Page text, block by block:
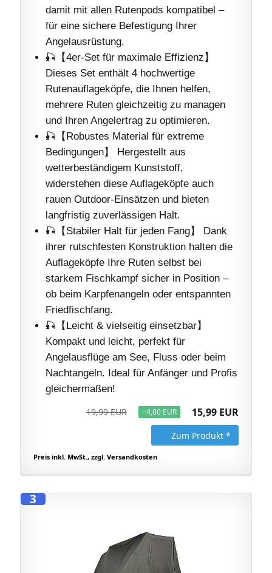
damit mit allen Rutenpods kompatibel –
für eine sichere Befestigung Ihrer
Angelausrüstung.
🎣【4er-Set für maximale Effizienz】
Dieses Set enthält 4 hochwertige
Rutenauflageköpfe, die Ihnen helfen,
mehrere Ruten gleichzeitig zu managen
und Ihren Angelertrag zu optimieren.
🎣【Robustes Material für extreme
Bedingungen】 Hergestellt aus
wetterbeständigem Kunststoff,
widerstehen diese Auflageköpfe auch
rauen Outdoor-Einsätzen und bieten
langfristig zuverlässigen Halt.
🎣【Stabiler Halt für jeden Fang】 Dank
ihrer rutschfesten Konstruktion halten die
Auflageköpfe Ihre Ruten selbst bei
starkem Fischkampf sicher in Position –
ob beim Karpfenangeln oder entspannten
Friedfischfang.
🎣【Leicht & vielseitig einsetzbar】
Kompakt und leicht, perfekt für
Angelausflüge am See, Fluss oder beim
Nachtangeln. Ideal für Anfänger und Profis
gleichermaßen!
19,99 EUR −4,00 EUR 15,99 EUR
Zum Produkt *
Preis inkl. MwSt., zzgl. Versandkosten
3